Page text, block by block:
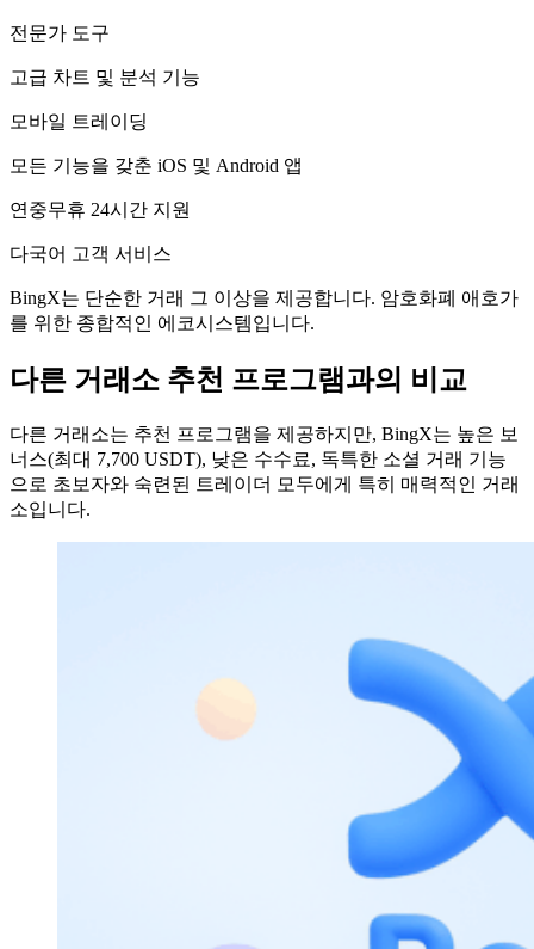
전문가 도구
고급 차트 및 분석 기능
모바일 트레이딩
모든 기능을 갖춘 iOS 및 Android 앱
연중무휴 24시간 지원
다국어 고객 서비스
BingX는 단순한 거래 그 이상을 제공합니다. 암호화폐 애호가
를 위한 종합적인 에코시스템입니다.
다른 거래소 추천 프로그램과의 비교
다른 거래소는 추천 프로그램을 제공하지만, BingX는 높은 보
너스(최대 7,700 USDT), 낮은 수수료, 독특한 소셜 거래 기능
으로 초보자와 숙련된 트레이더 모두에게 특히 매력적인 거래
소입니다.